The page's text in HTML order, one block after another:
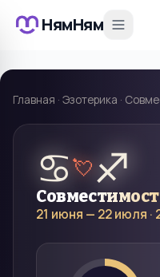
НямНям
Главная · Эзотерика ·
♋💘♐
21 июня — 22 июля ·